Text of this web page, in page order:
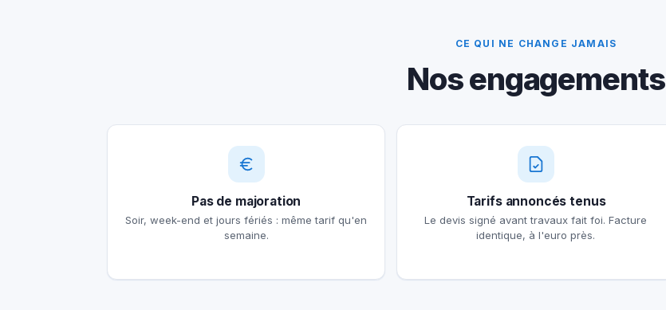
CE QUI NE CHANGE JAMAIS
Nos engagements
Pas de majoration
Soir, week-end et jours fériés : même tarif qu'en
semaine.
Tarifs annoncés tenus
Le devis signé avant travaux fait foi. Facture
identique, à l'euro près.